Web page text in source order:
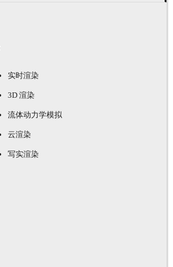
实时渲染
3D 渲染
流体动力学模拟
云渲染
写实渲染